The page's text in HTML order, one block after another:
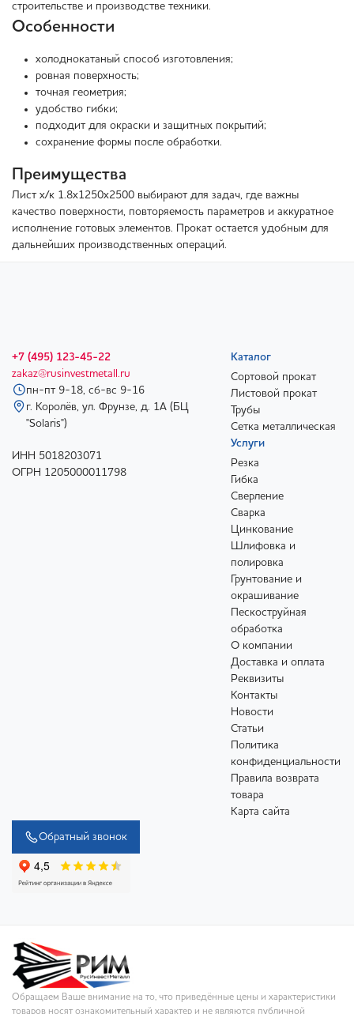
строительстве и производстве техники.
Особенности
холоднокатаный способ изготовления;
ровная поверхность;
точная геометрия;
удобство гибки;
подходит для окраски и защитных покрытий;
сохранение формы после обработки.
Преимущества
Лист х/к 1.8х1250х2500 выбирают для задач, где важны
качество поверхности, повторяемость параметров и аккуратное
исполнение готовых элементов. Прокат остается удобным для
дальнейших производственных операций.
+7 (495) 123-45-22
zakaz@rusinvestmetall.ru
пн-пт 9-18, сб-вс 9-16
г. Королёв, ул. Фрунзе, д. 1А (БЦ
"Solaris")
ИНН 5018203071
ОГРН 1205000011798
Каталог
Сортовой прокат
Листовой прокат
Трубы
Сетка металлическая
Услуги
Резка
Гибка
Сверление
Сварка
Цинкование
Шлифовка и
полировка
Грунтование и
окрашивание
Пескоструйная
обработка
О компании
Доставка и оплата
Реквизиты
Контакты
Новости
Статьи
Политика
конфиденциальности
Правила возврата
товара
Карта сайта
Обратный звонок
Обращаем Ваше внимание на то, что приведённые цены и характеристики
товаров носят ознакомительный характер и не являются публичной